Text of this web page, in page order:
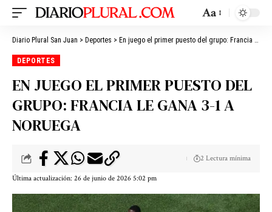
Aa
Diario Plural San Juan > Deportes > En juego el primer puesto del grupo: Francia le gana 3-1 a Noruega
DEPORTES
EN JUEGO EL PRIMER PUESTO DEL
GRUPO: FRANCIA LE GANA 3-1 A
NORUEGA
Última actualización: 26 de junio de 2026 5:02 pm
2 Lectura mínima